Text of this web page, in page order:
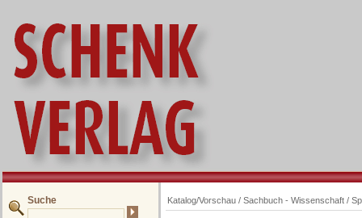
Suche Katalog/Vorschau / Sachbuch - Wissenschaft /